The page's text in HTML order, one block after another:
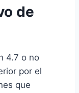
de
4.7 o no
por el
que